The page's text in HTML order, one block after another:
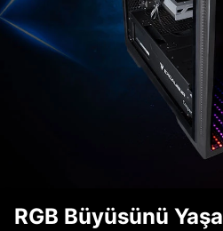
RGB Büyüsünü Yaşa